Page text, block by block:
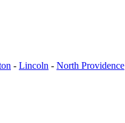
- Lincoln - North Providence